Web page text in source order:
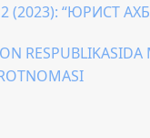
2 (2023): “ЮРИСТ